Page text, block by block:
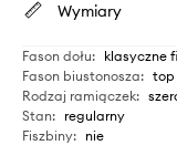
Wymiary
Fason dołu: klasyczne
Fason biustonosza: top
Rodzaj ramiączek:
Stan: regularny
Fiszbiny: nie